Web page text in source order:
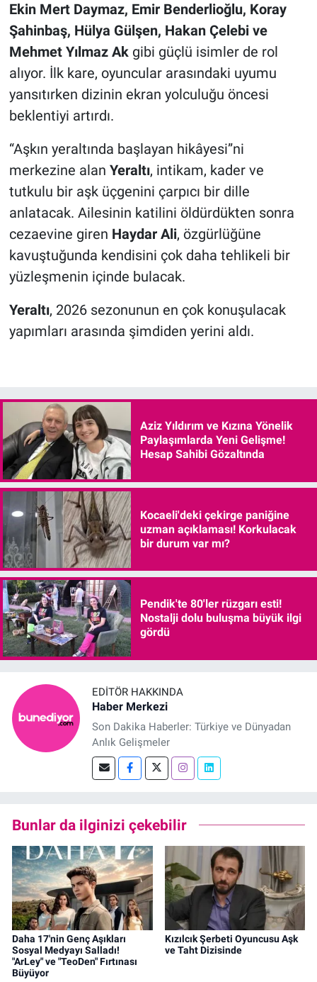
Ekin Mert Daymaz, Emir Benderlioğlu, Koray
Şahinbaş, Hülya Gülşen, Hakan Çelebi ve
Mehmet Yılmaz Akgibi güçlü isimler de rol
alıyor. İlk kare, oyuncular arasındaki uyumu
yansıtırken dizinin ekran yolculuğu öncesi
beklentiyi artırdı.
“Aşkın yeraltında başlayan hikâyesi”ni
merkezine alan Yeraltı, intikam, kader ve
tutkulu bir aşk üçgenini çarpıcı bir dille
anlatacak. Ailesinin katilini öldürdükten sonra
cezaevine giren Haydar Ali, özgürlüğüne
kavuştuğunda kendisini çok daha tehlikeli bir
yüzleşmenin içinde bulacak.
Yeraltı, 2026 sezonunun en çok konuşulacak
yapımları arasında şimdiden yerini aldı.
Aziz Yıldırım ve Kızına Yönelik
Paylaşımlarda Yeni Gelişme!
Hesap Sahibi Gözaltında
Kocaeli'deki çekirge paniğine
uzman açıklaması! Korkulacak
bir durum var mı?
Pendik'te 80'ler rüzgarı esti!
Nostalji dolu buluşma büyük ilgi
gördü
EDITÖR HAKKINDA
Haber Merkezi
Son Dakika Haberler: Türkiye ve Dünyadan
Anlık Gelişmeler
Bunlar da ilginizi çekebilir
Daha 17'nin Genç Aşıkları
Sosyal Medyayı Salladı!
"ArLey" ve "TeoDen" Fırtınası
Büyüyor
Kızılcık Şerbeti Oyuncusu Aşk
ve Taht Dizisinde